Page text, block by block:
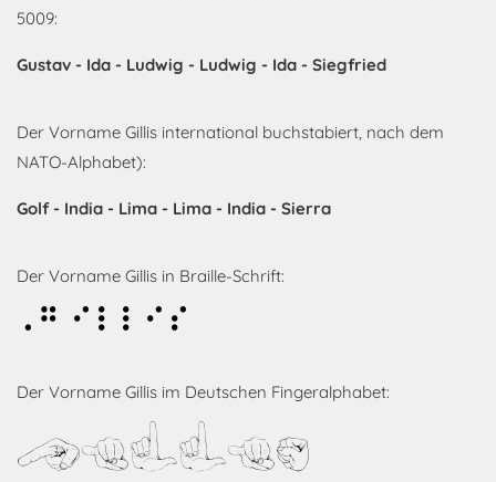
5009:
Gustav - Ida - Ludwig - Ludwig - Ida - Siegfried
Der Vorname Gillis international buchstabiert, nach dem
NATO-Alphabet):
Golf - India - Lima - Lima - India - Sierra
Der Vorname Gillis in Braille-Schrift:
Gillis
Der Vorname Gillis im Deutschen Fingeralphabet:
Gillis